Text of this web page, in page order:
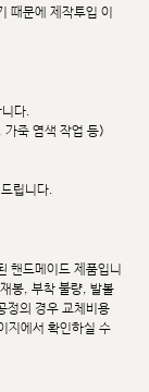
때문에 제작투입 이
다.
가죽 염색 작업 등)
립니다.
핸드메이드 제품입니
봉, 부착 불량, 발볼
정의 경우 교체비용
지에서 확인하실 수